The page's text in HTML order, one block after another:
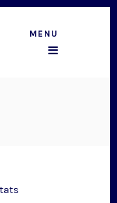
MENU